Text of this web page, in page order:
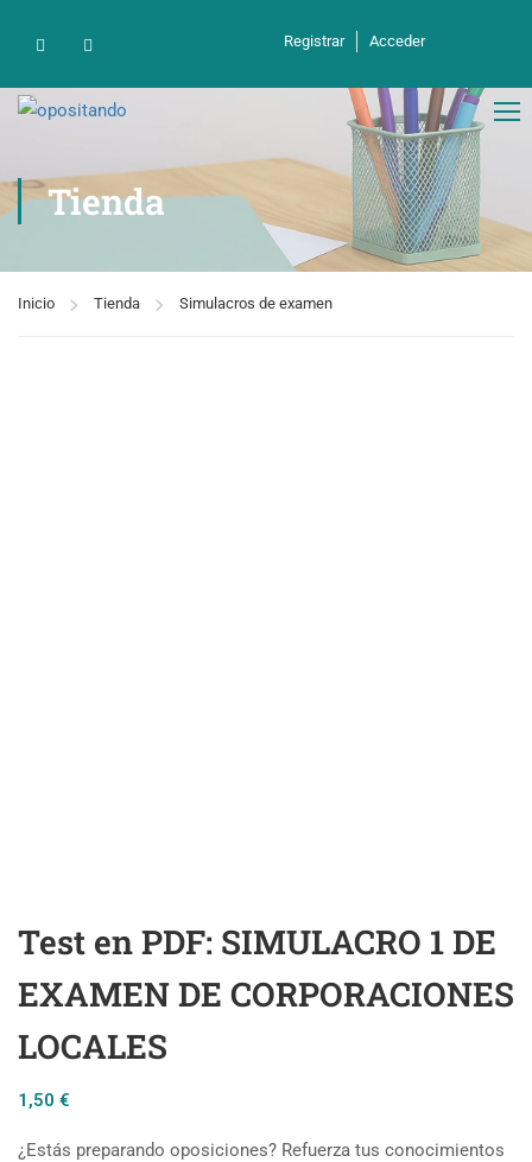
Registrar Acceder
Tienda
Inicio Tienda Simulacros de examen
Test en PDF: SIMULACRO 1 DE
EXAMEN DE CORPORACIONES
LOCALES
1,50 €
¿Estás preparando oposiciones? Refuerza tus conocimientos